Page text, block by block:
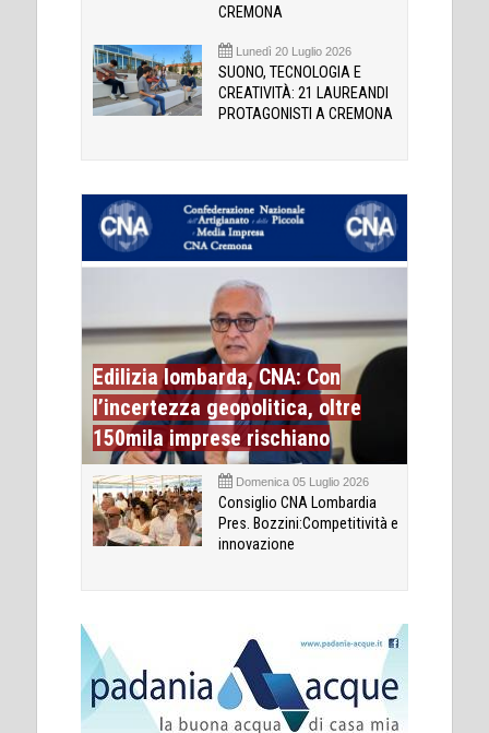
CREMONA
Lunedì 20 Luglio 2026
SUONO, TECNOLOGIA E
CREATIVITÀ: 21 LAUREANDI
PROTAGONISTI A CREMONA
Edilizia lombarda, CNA: Con
l’incertezza geopolitica, oltre
150mila imprese rischiano
Domenica 05 Luglio 2026
Consiglio CNA Lombardia
Pres. Bozzini:Competitività e
innovazione